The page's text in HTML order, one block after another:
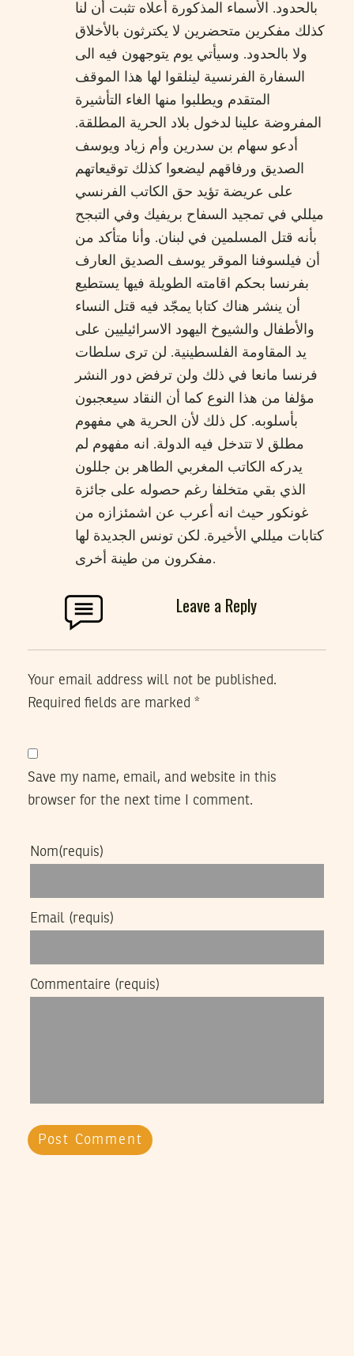
بالحدود. الأسماء المذكورة أعلاه تثبت أن لنا
كذلك مفكرين متحضرين لا يكترثون بالأخلاق
ولا بالحدود. وسيأتي يوم يتوجهون فيه الى
السفارة الفرنسية لينلقوا لها هذا الموقف
المتقدم ويطلبوا منها الغاء التأشيرة
المفروضة علينا لدخول بلاد الحرية المطلقة.
أدعو سهام بن سدرين وأم زياد ويوسف
الصديق ورفاقهم ليضعوا كذلك توقيعاتهم
على عريضة تؤيد حق الكاتب الفرنسي
ميللي في تمجيد السفاح بريفيك وفي التبجح
بأنه قتل المسلمين في لبنان. وأنا متأكد من
أن فيلسوفنا الموقر يوسف الصديق العارف
بفرنسا بحكم اقامته الطويلة فيها يستطيع
أن ينشر هناك كتابا يمجّد فيه قتل النساء
والأطفال والشيوخ اليهود الاسرائيليين على
يد المقاومة الفلسطينية. لن ترى سلطات
فرنسا مانعا في ذلك ولن ترفض دور النشر
مؤلفا من هذا النوع كما أن النقاد سيعجبون
بأسلوبه. كل ذلك لأن الحرية هي مفهوم
مطلق لا تتدخل فيه الدولة. انه مفهوم لم
يدركه الكاتب المغربي الطاهر بن جللون
الذي بقي متخلفا رغم حصوله على جائزة
غونكور حيث انه أعرب عن اشمئزازه من
كتابات ميللي الأخيرة. لكن تونس الجديدة لها
مفكرون من طينة أخرى.
Leave a Reply
Your email address will not be published.
Required fields are marked *
Save my name, email, and website in this
browser for the next time I comment.
Nom(requis)
Email (requis)
Commentaire (requis)